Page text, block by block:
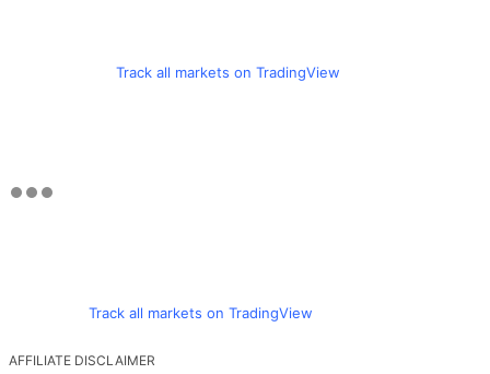
Track all markets on TradingView
Track all markets on TradingView
AFFILIATE DISCLAIMER